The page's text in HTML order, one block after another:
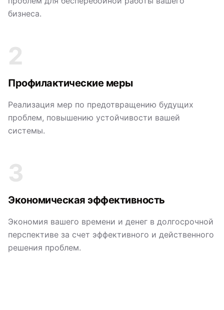
бизнеса.
2
Профилактические меры
Реализация мер по предотвращению будущих
проблем, повышению устойчивости вашей
системы.
3
Экономическая эффективность
Экономия вашего времени и денег в долгосрочной
перспективе за счет эффективного и действенного
решения проблем.